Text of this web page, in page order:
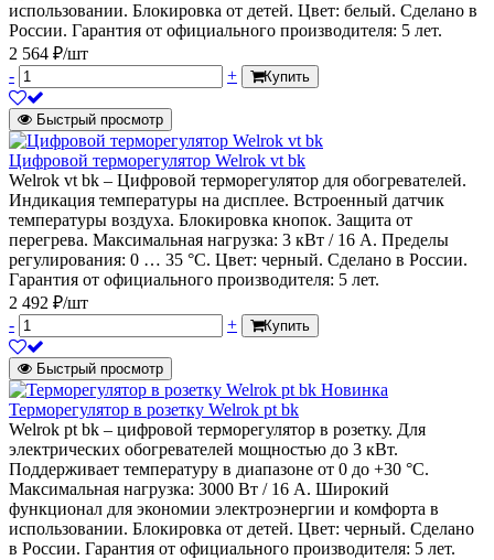
использовании. Блокировка от детей. Цвет: белый. Сделано в
России. Гарантия от официального производителя: 5 лет.
2 564 ₽/шт
-
+ Купить
Быстрый просмотр
Цифровой терморегулятор Welrok vt bk
Welrok vt bk – Цифровой терморегулятор для обогревателей.
Индикация температуры на дисплее. Встроенный датчик
температуры воздуха. Блокировка кнопок. Защита от
перегрева. Максимальная нагрузка: 3 кВт / 16 А. Пределы
регулирования: 0 … 35 °С. Цвет: черный. Сделано в России.
Гарантия от официального производителя: 5 лет.
2 492 ₽/шт
-
+ Купить
Быстрый просмотр
Новинка
Терморегулятор в розетку Welrok pt bk
Welrok pt bk – цифровой терморегулятор в розетку. Для
электрических обогревателей мощностью до 3 кВт.
Поддерживает температуру в диапазоне от 0 до +30 °С.
Максимальная нагрузка: 3000 Вт / 16 А. Широкий
функционал для экономии электроэнергии и комфорта в
использовании. Блокировка от детей. Цвет: черный. Сделано
в России. Гарантия от официального производителя: 5 лет.